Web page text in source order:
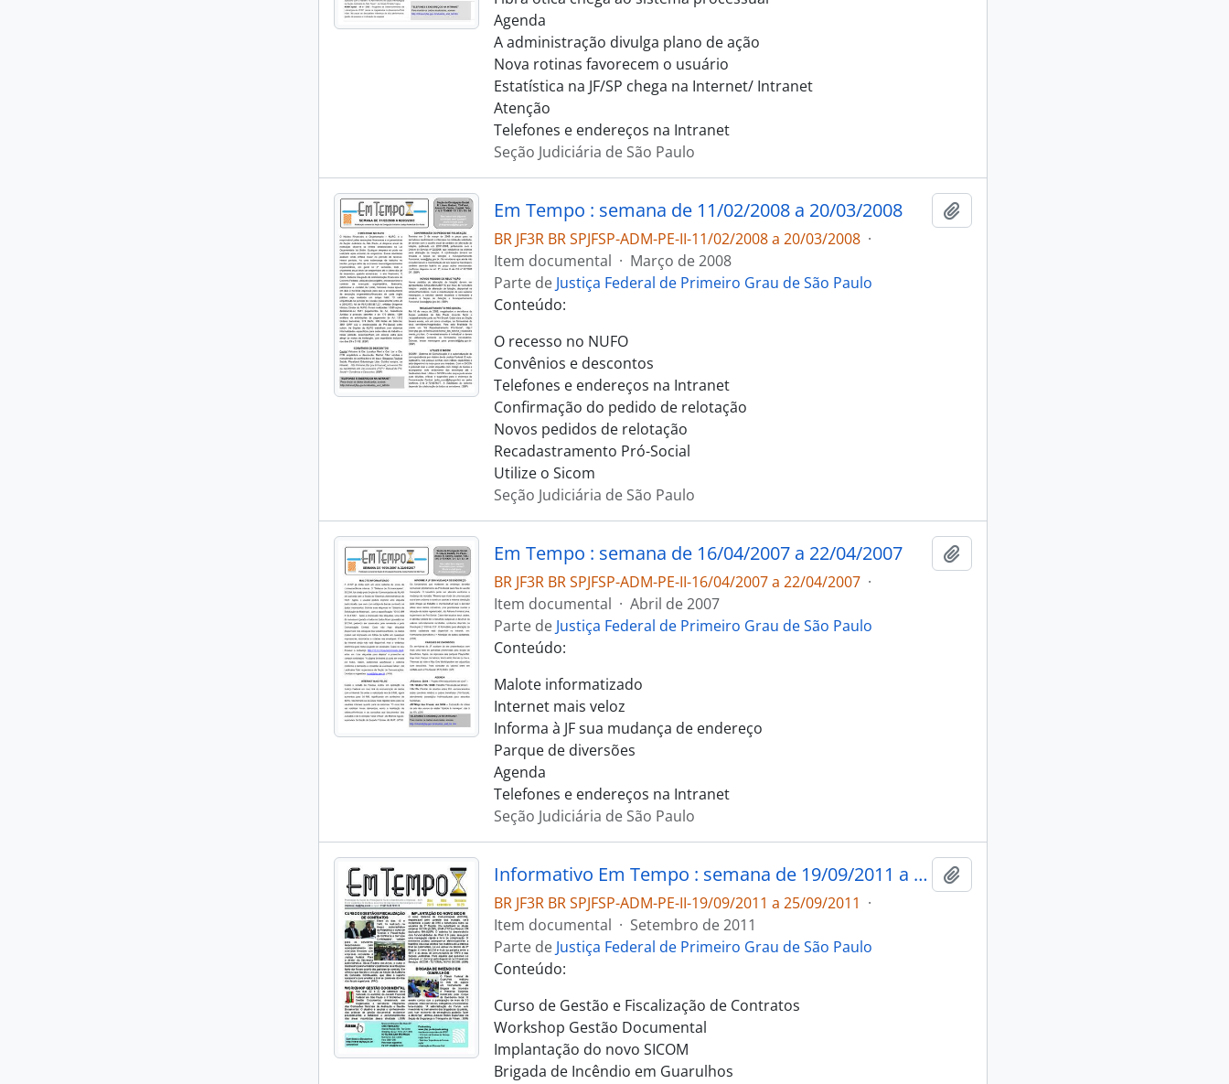
Agenda
A administração divulga plano de ação
Nova rotinas favorecem o usuário
Estatística na JF/SP chega na Internet/ Intranet
Atenção
Telefones e endereços na Intranet
Seção Judiciária de São Paulo
Em Tempo : semana de 11/02/2008 a 20/03/2008
BR JF3R BR SPJFSP-ADM-PE-II-11/02/2008 a 20/03/2008 ·
Item documental · Março de 2008
Parte de Justiça Federal de Primeiro Grau de São Paulo
Conteúdo:
O recesso no NUFO
Convênios e descontos
Telefones e endereços na Intranet
Confirmação do pedido de relotação
Novos pedidos de relotação
Recadastramento Pró-Social
Utilize o Sicom
Seção Judiciária de São Paulo
Em Tempo : semana de 16/04/2007 a 22/04/2007
BR JF3R BR SPJFSP-ADM-PE-II-16/04/2007 a 22/04/2007 ·
Item documental · Abril de 2007
Parte de Justiça Federal de Primeiro Grau de São Paulo
Conteúdo:
Malote informatizado
Internet mais veloz
Informa à JF sua mudança de endereço
Parque de diversões
Agenda
Telefones e endereços na Intranet
Seção Judiciária de São Paulo
Informativo Em Tempo : semana de 19/09/2011 a 25/09/2011
BR JF3R BR SPJFSP-ADM-PE-II-19/09/2011 a 25/09/2011 ·
Item documental · Setembro de 2011
Parte de Justiça Federal de Primeiro Grau de São Paulo
Conteúdo:
Curso de Gestão e Fiscalização de Contratos
Workshop Gestão Documental
Implantação do novo SICOM
Brigada de Incêndio em Guarulhos